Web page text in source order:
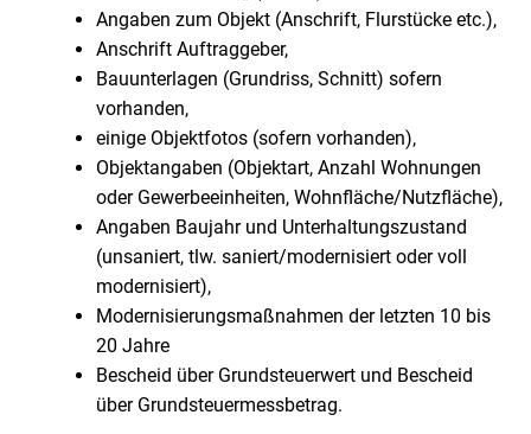
Angaben zum Objekt (Anschrift, Flurstücke etc.),
Anschrift Auftraggeber,
Bauunterlagen (Grundriss, Schnitt) sofern
vorhanden,
einige Objektfotos (sofern vorhanden),
Objektangaben (Objektart, Anzahl Wohnungen
oder Gewerbeeinheiten, Wohnfläche/Nutzfläche),
Angaben Baujahr und Unterhaltungszustand
(unsaniert, tlw. saniert/modernisiert oder voll
modernisiert),
Modernisierungsmaßnahmen der letzten 10 bis
20 Jahre
Bescheid über Grundsteuerwert und Bescheid
über Grundsteuermessbetrag.